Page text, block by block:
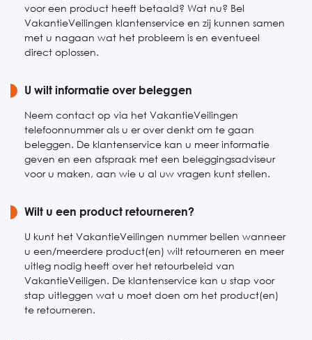
voor een product heeft betaald? Wat nu? Bel
VakantieVeilingen klantenservice en zij kunnen samen
met u nagaan wat het probleem is en eventueel
direct oplossen.
U wilt informatie over beleggen
Neem contact op via het VakantieVeilingen
telefoonnummer als u er over denkt om te gaan
beleggen. De klantenservice kan u meer informatie
geven en een afspraak met een beleggingsadviseur
voor u maken, aan wie u al uw vragen kunt stellen.
Wilt u een product retourneren?
U kunt het VakantieVeilingen nummer bellen wanneer
u een/meerdere product(en) wilt retourneren en meer
uitleg nodig heeft over het retourbeleid van
VakantieVeiligen. De klantenservice kan u stap voor
stap uitleggen wat u moet doen om het product(en)
te retourneren.